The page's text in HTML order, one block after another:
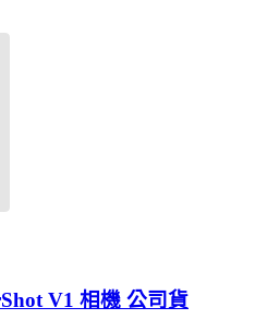
V1 相機 公司貨